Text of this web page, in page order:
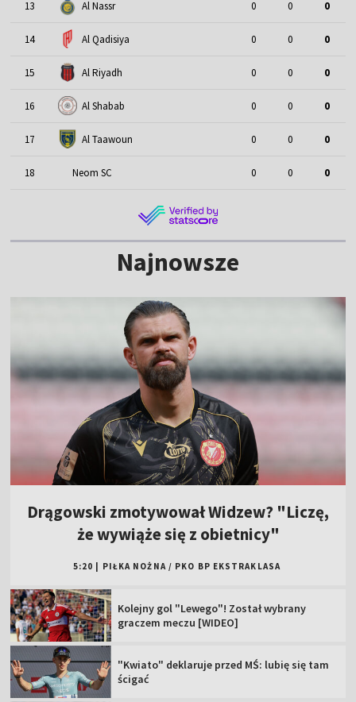
13 Al Nassr 0 0 0
14 Al Qadisiya 0 0 0
15 Al Riyadh 0 0 0
16 Al Shabab 0 0 0
17 Al Taawoun 0 0 0
18 Neom SC 0 0 0
Najnowsze
Drągowski zmotywował Widzew? "Liczę,
że wywiąże się z obietnicy"
5:20 PIŁKA NOŻNA / PKO BP EKSTRAKLASA
Kolejny gol "Lewego"! Został wybrany
graczem meczu [WIDEO]
"Kwiato" deklaruje przed MŚ: lubię się tam
ścigać